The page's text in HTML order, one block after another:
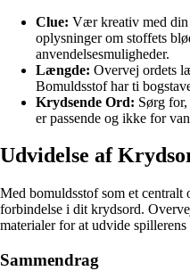
Clue: Vær kreativ med
oplysninger om stoffets
anvendelsesmuligheder.
Længde: Overvej ordets
Bomuldsstof har ti
Krydsende Ord: Sørg
er passende og ikke for
Udvidelse af
Med bomuldsstof som et centralt
forbindelse i dit krydsord.
materialer for at udvide
Sammendrag